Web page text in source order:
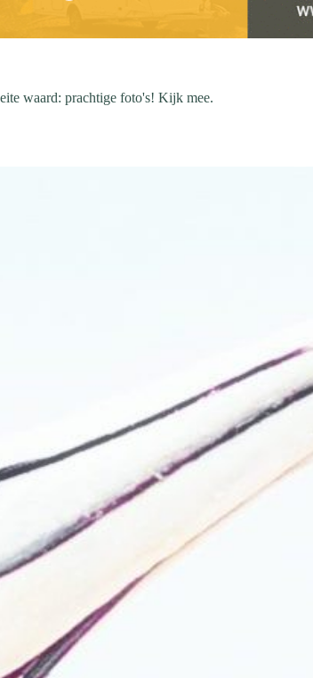
waard: prachtige foto's! Kijk mee.